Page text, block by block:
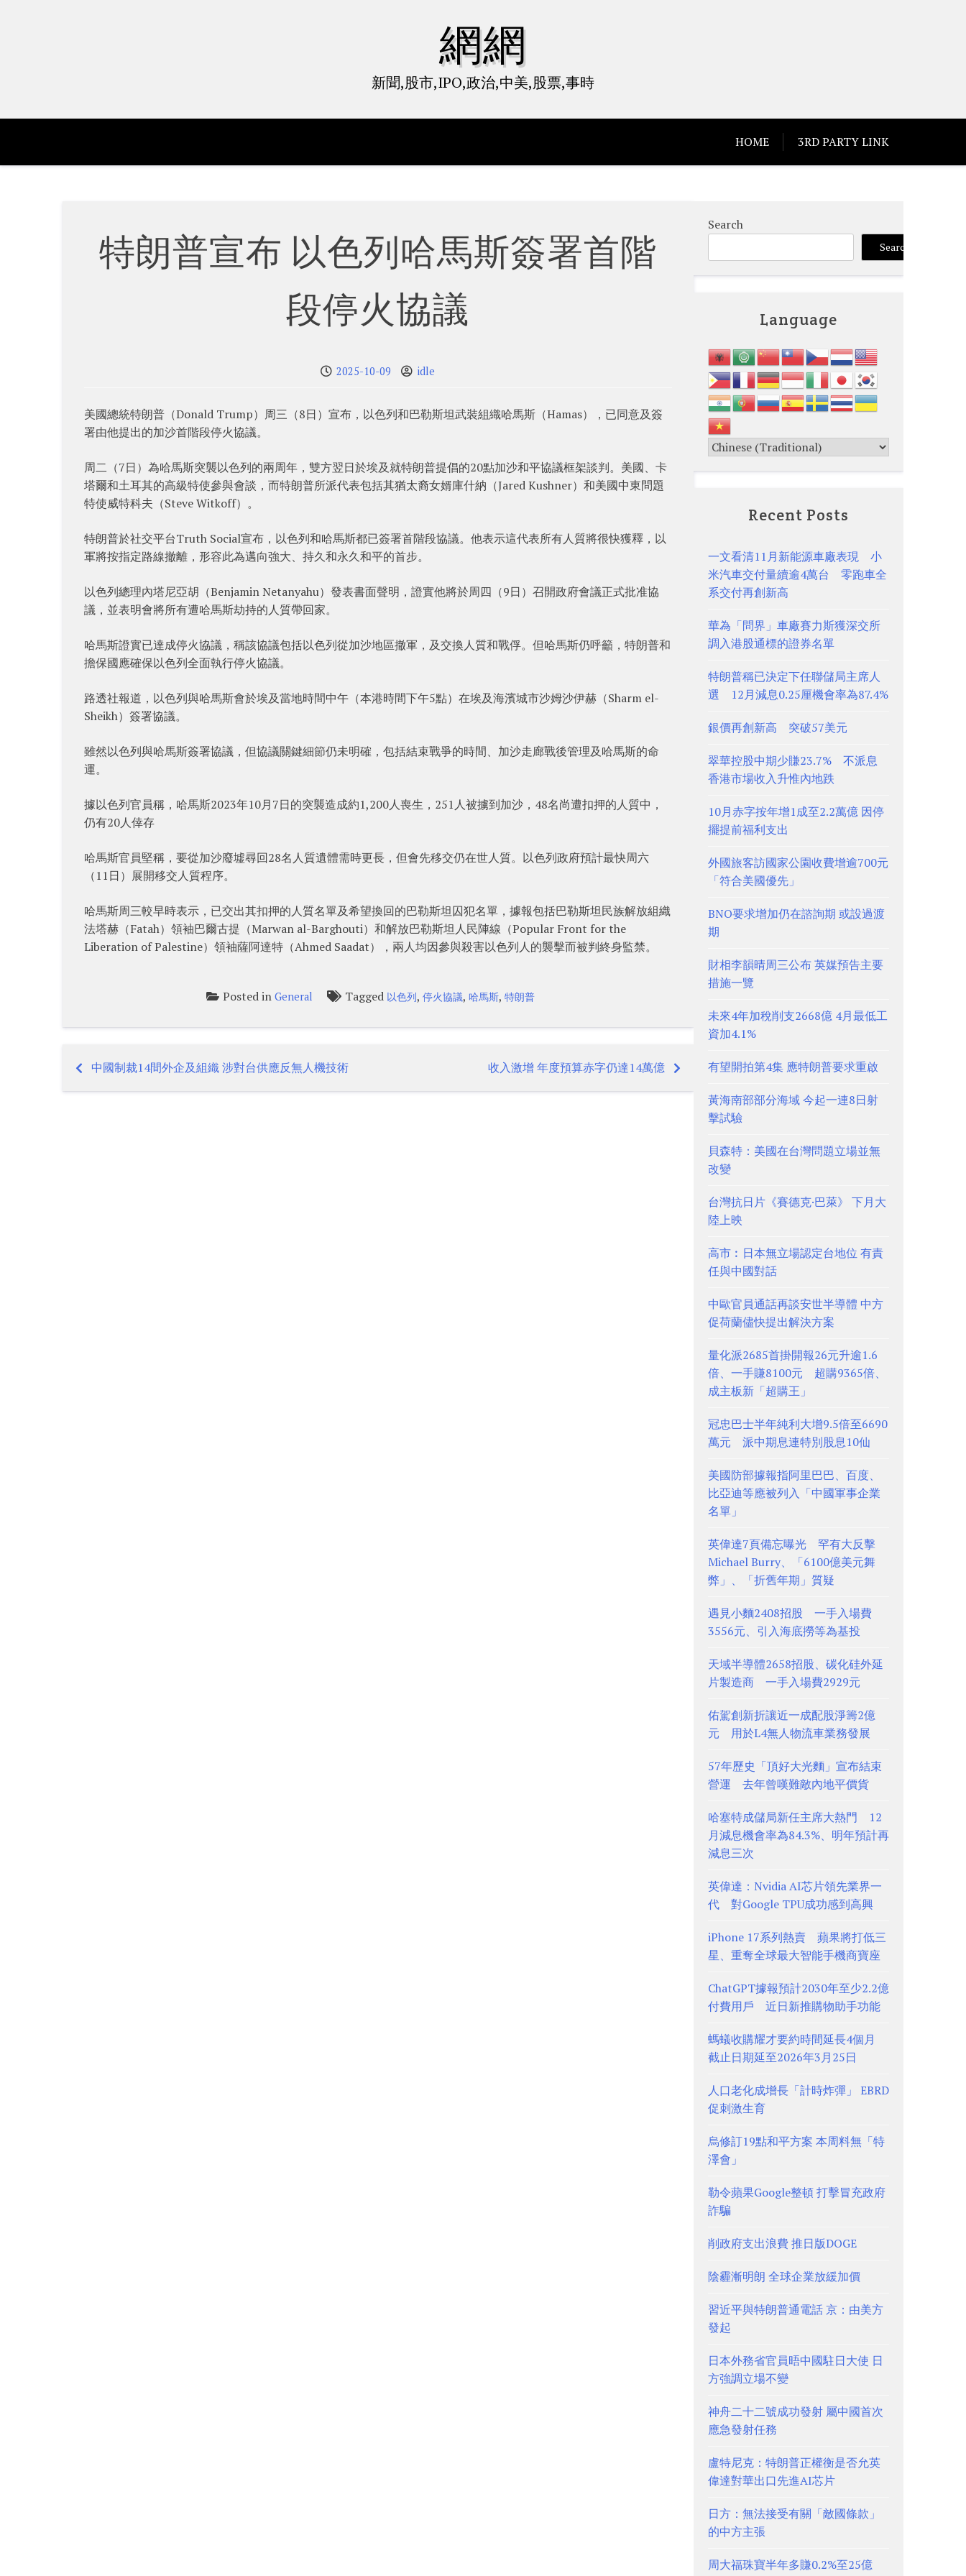
網網
新聞,股市,IPO,政治,中美,股票,事時
HOME 3RD PARTY LINK
特朗普宣布 以色列哈馬斯簽署首階
段停火協議
2025-10-09 idle
美國總統特朗普（Donald Trump）周三（8日）宣布，以色列和巴勒斯坦武裝組織哈馬斯（Hamas），已同意及簽
署由他提出的加沙首階段停火協議。
周二（7日）為哈馬斯突襲以色列的兩周年，雙方翌日於埃及就特朗普提倡的20點加沙和平協議框架談判。美國、卡
塔爾和土耳其的高級特使參與會談，而特朗普所派代表包括其猶太裔女婿庫什納（Jared Kushner）和美國中東問題
特使威特科夫（Steve Witkoff）。
特朗普於社交平台Truth Social宣布，以色列和哈馬斯都已簽署首階段協議。他表示這代表所有人質將很快獲釋，以
軍將按指定路線撤離，形容此為邁向強大、持久和永久和平的首步。
以色列總理內塔尼亞胡（Benjamin Netanyahu）發表書面聲明，證實他將於周四（9日）召開政府會議正式批准協
議，並表明會將所有遭哈馬斯劫持的人質帶回家。
哈馬斯證實已達成停火協議，稱該協議包括以色列從加沙地區撤軍，及交換人質和戰俘。但哈馬斯仍呼籲，特朗普和
擔保國應確保以色列全面執行停火協議。
路透社報道，以色列與哈馬斯會於埃及當地時間中午（本港時間下午5點）在埃及海濱城市沙姆沙伊赫（Sharm el-
Sheikh）簽署協議。
雖然以色列與哈馬斯簽署協議，但協議關鍵細節仍未明確，包括結束戰爭的時間、加沙走廊戰後管理及哈馬斯的命
運。
據以色列官員稱，哈馬斯2023年10月7日的突襲造成約1,200人喪生，251人被擄到加沙，48名尚遭扣押的人質​​中，
仍有20人倖存
哈馬斯官員堅稱，要從加沙廢墟尋回28名人質遺體需時更長，但會先移交仍在世人質。以色列政府預計最快周六
（11日）展開移交人質程序。
哈馬斯周三較早時表示，已交出其扣押的人質名單及希望換回的巴勒斯坦囚犯名單，據報包括巴勒斯坦民族解放組織
法塔赫（Fatah）領袖巴爾古提（Marwan al-Barghouti）和解放巴勒斯坦人民陣線（Popular Front for the
Liberation of Palestine）領袖薩阿達特（Ahmed Saadat），兩人均因參與殺害以色列人的襲擊而被判終身監禁。
Posted inGeneral Tagged 以色列,停火協議,哈馬斯,特朗普
Post
中國制裁14間外企及組織 涉對台供應反無人機技術 收入激增 年度預算赤字仍達14萬億
Search
Search
Language
Recent Posts
一文看清11月新能源車廠表現 小
米汽車交付量續逾4萬台 零跑車全
系交付再創新高
華為「問界」車廠賽力斯獲深交所
調入港股通標的證券名單
特朗普稱已決定下任聯儲局主席人
選 12月減息0.25厘機會率為87.4%
銀價再創新高 突破57美元
翠華控股中期少賺23.7% 不派息
香港市場收入升惟內地跌
10月赤字按年增1成至2.2萬億 因停
擺提前福利支出
外國旅客訪國家公園收費增逾700元
「符合美國優先」
BNO要求增加仍在諮詢期 或設過渡
期
財相李韻晴周三公布 英媒預告主要
措施一覽
未來4年加稅削支2668億 4月最低工
資加4.1%
有望開拍第4集 應特朗普要求重啟
黃海南部部分海域 今起一連8日射
擊試驗
貝森特：美國在台灣問題立場並無
改變
台灣抗日片《賽德克·巴萊》 下月大
陸上映
高市︰日本無立場認定台地位 有責
任與中國對話
中歐官員通話再談安世半導體 中方
促荷蘭儘快提出解決方案
量化派2685首掛開報26元升逾1.6
倍、一手賺8100元 超購9365倍、
成主板新「超購王」
冠忠巴士半年純利大增9.5倍至6690
萬元 派中期息連特別股息10仙
美國防部據報指阿里巴巴、百度、
比亞迪等應被列入「中國軍事企業
名單」
英偉達7頁備忘曝光 罕有大反擊
Michael Burry、「6100億美元舞
弊」、「折舊年期」質疑
遇見小麵2408招股 一手入場費
3556元、引入海底撈等為基投
天域半導體2658招股、碳化硅外延
片製造商 一手入場費2929元
佑駕創新折讓近一成配股淨籌2億
元 用於L4無人物流車業務發展
57年歷史「頂好大光麵」宣布結束
營運 去年曾嘆難敵內地平價貨
哈塞特成儲局新任主席大熱門 12
月減息機會率為84.3%、明年預計再
減息三次
英偉達：Nvidia AI芯片領先業界一
代 對Google TPU成功感到高興
iPhone 17系列熱賣 蘋果將打低三
星、重奪全球最大智能手機商寶座
ChatGPT據報預計2030年至少2.2億
付費用戶 近日新推購物助手功能
螞蟻收購耀才要約時間延長4個月
截止日期延至2026年3月25日
人口老化成增長「計時炸彈」 EBRD
促刺激生育
烏修訂19點和平方案 本周料無「特
澤會」
勒令蘋果Google整頓 打擊冒充政府
詐騙
削政府支出浪費 推日版DOGE
陰霾漸明朗 全球企業放緩加價
習近平與特朗普通電話 京：由美方
發起
日本外務省官員晤中國駐日大使 日
方強調立場不變
神舟二十二號成功發射 屬中國首次
應急發射任務
盧特尼克：特朗普正權衡是否允英
偉達對華出口先進AI芯片
日方：無法接受有關「敵國條款」
的中方主張
周大福珠寶半年多賺0.2%至25億